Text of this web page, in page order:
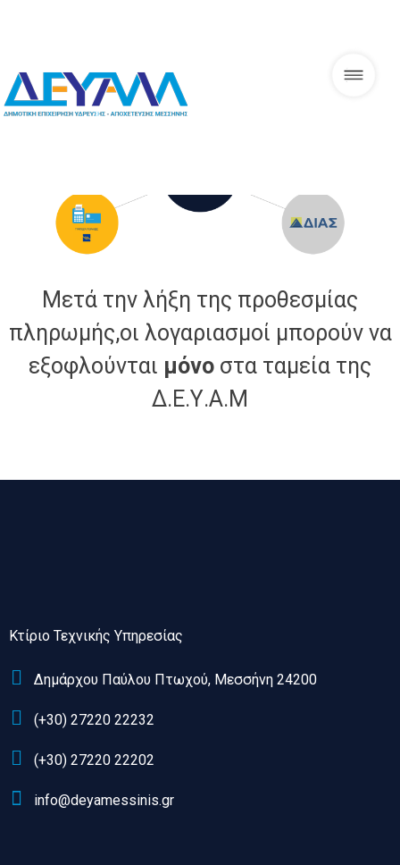
Μετά την λήξη της προθεσμίας
πληρωμής,οι λογαριασμοί μπορούν να
εξοφλούνται μόνο στα ταμεία της
Δ.Ε.Υ.Α.Μ
Κτίριο Τεχνικής Υπηρεσίας
Δημάρχου Παύλου Πτωχού, Μεσσήνη 24200
(+30) 27220 22232
(+30) 27220 22202
info@deyamessinis.gr